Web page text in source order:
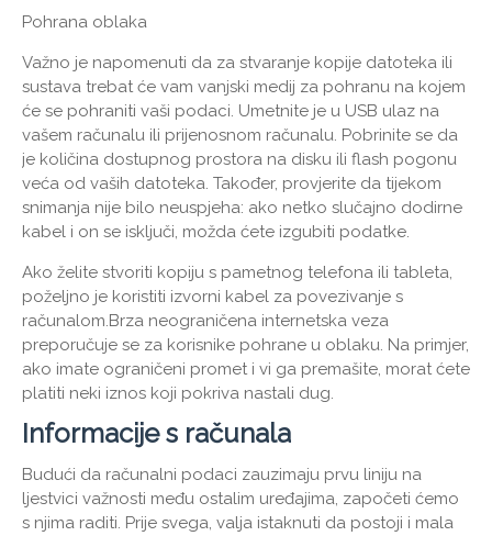
Pohrana oblaka
Važno je napomenuti da za stvaranje kopije datoteka ili
sustava trebat će vam vanjski medij za pohranu na kojem
će se pohraniti vaši podaci. Umetnite je u USB ulaz na
vašem računalu ili prijenosnom računalu. Pobrinite se da
je količina dostupnog prostora na disku ili flash pogonu
veća od vaših datoteka. Također, provjerite da tijekom
snimanja nije bilo neuspjeha: ako netko slučajno dodirne
kabel i on se isključi, možda ćete izgubiti podatke.
Ako želite stvoriti kopiju s pametnog telefona ili tableta,
poželjno je koristiti izvorni kabel za povezivanje s
računalom.Brza neograničena internetska veza
preporučuje se za korisnike pohrane u oblaku. Na primjer,
ako imate ograničeni promet i vi ga premašite, morat ćete
platiti neki iznos koji pokriva nastali dug.
Informacije s računala
Budući da računalni podaci zauzimaju prvu liniju na
ljestvici važnosti među ostalim uređajima, započeti ćemo
s njima raditi. Prije svega, valja istaknuti da postoji i mala